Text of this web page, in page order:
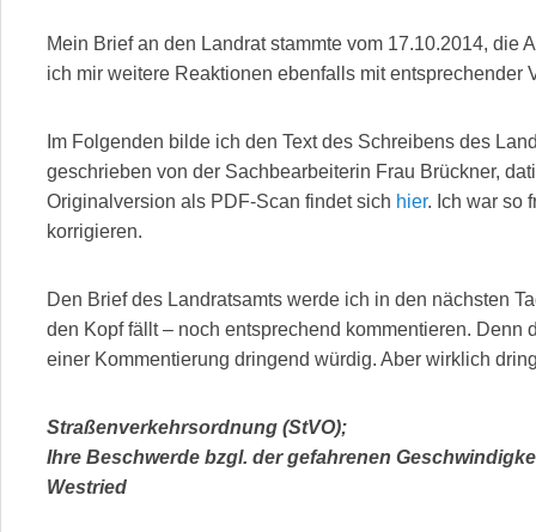
Mein Brief an den Landrat stammte vom 17.10.2014, die
ich mir weitere Reaktionen ebenfalls mit entsprechender
Im Folgenden bilde ich den Text des Schreibens des
geschrieben von der Sachbearbeiterin Frau Brückner,
Originalversion als PDF-Scan findet sich hier. Ich war so
korrigieren.
Den Brief des Landratsamts werde ich in den nächsten
den Kopf fällt – noch entsprechend kommentieren. Denn
einer Kommentierung dringend würdig. Aber wirklich
Straßenverkehrsordnung (StVO);
Ihre Beschwerde bzgl. der gefahrenen
Westried